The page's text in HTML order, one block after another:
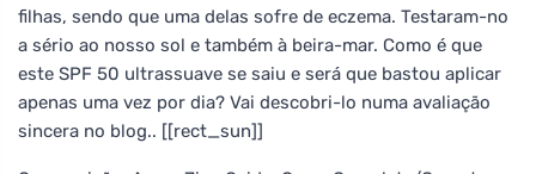
filhas, sendo que uma delas sofre de eczema. Testaram-no
a sério ao nosso sol e também à beira-mar. Como é que
este SPF 50 ultrassuave se saiu e será que bastou aplicar
apenas uma vez por dia? Vai descobri-lo numa avaliação
sincera no blog.. [[rect_sun]]